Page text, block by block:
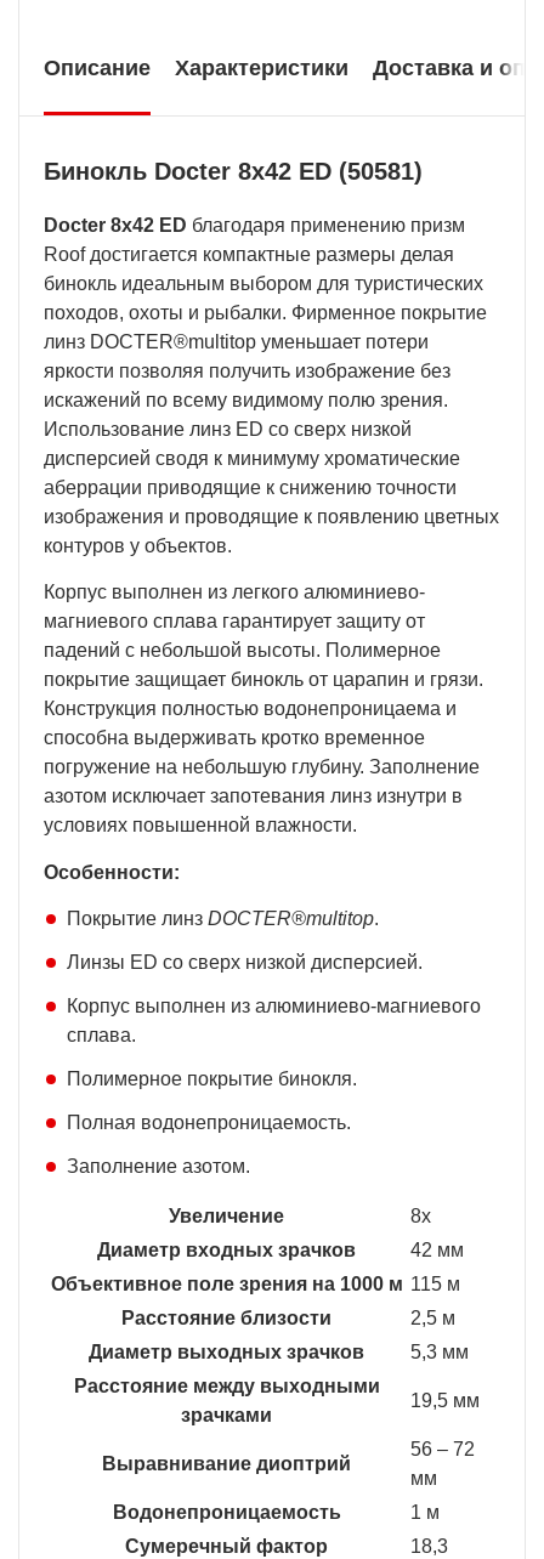
Описание Характеристики Доставка и
Бинокль Docter 8x42 ED (50581)
Docter 8x42 ED благодаря применению призм
Roof достигается компактные размеры делая
бинокль идеальным выбором для туристических
походов, охоты и рыбалки. Фирменное покрытие
линз DOCTER®multitop уменьшает потери
яркости позволяя получить изображение без
искажений по всему видимому полю зрения.
Использование линз ED со сверх низкой
дисперсией сводя к минимуму хроматические
аберрации приводящие к снижению точности
изображения и проводящие к появлению цветных
контуров у объектов.
Корпус выполнен из легкого алюминиево-
магниевого сплава гарантирует защиту от
падений с небольшой высоты. Полимерное
покрытие защищает бинокль от царапин и грязи.
Конструкция полностью водонепроницаема и
способна выдерживать кротко временное
погружение на небольшую глубину. Заполнение
азотом исключает запотевания линз изнутри в
условиях повышенной влажности.
Особенности:
Покрытие линз DOCTER®multitop.
Линзы ED со сверх низкой дисперсией.
Корпус выполнен из алюминиево-магниевого
сплава.
Полимерное покрытие бинокля.
Полная водонепроницаемость.
Заполнение азотом.
Увеличение
8x
Диаметр входных зрачков
42 мм
Объективное поле зрения на 1000 м 115 м
Расстояние близости
2,5 м
Диаметр выходных зрачков
5,3 мм
Расстояние между выходными
зрачками
19,5 мм
Выравнивание диоптрий
56 – 72
мм
Водонепроницаемость
1 м
Сумеречный фактор
18,3